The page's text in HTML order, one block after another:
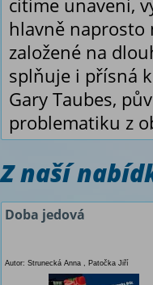
cítíme unavení,
hlavně naprosto
založené na
splňuje i přísná
Gary Taubes,
problematiku z
Z naší
Doba jedová
Autor: Strunecká Anna , Patočka Jiří